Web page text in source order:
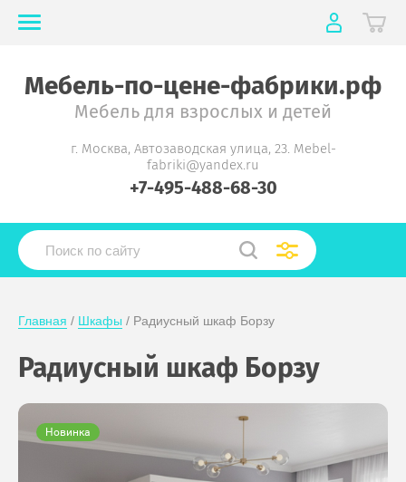
Мебель-по-цене-фабрики.рф
Мебель для взрослых и детей
г. Москва, Автозаводская улица, 23. Mebel-
fabriki@yandex.ru
+7-495-488-68-30
Главная / Шкафы / Радиусный шкаф Борзу
Радиусный шкаф Борзу
Новинка